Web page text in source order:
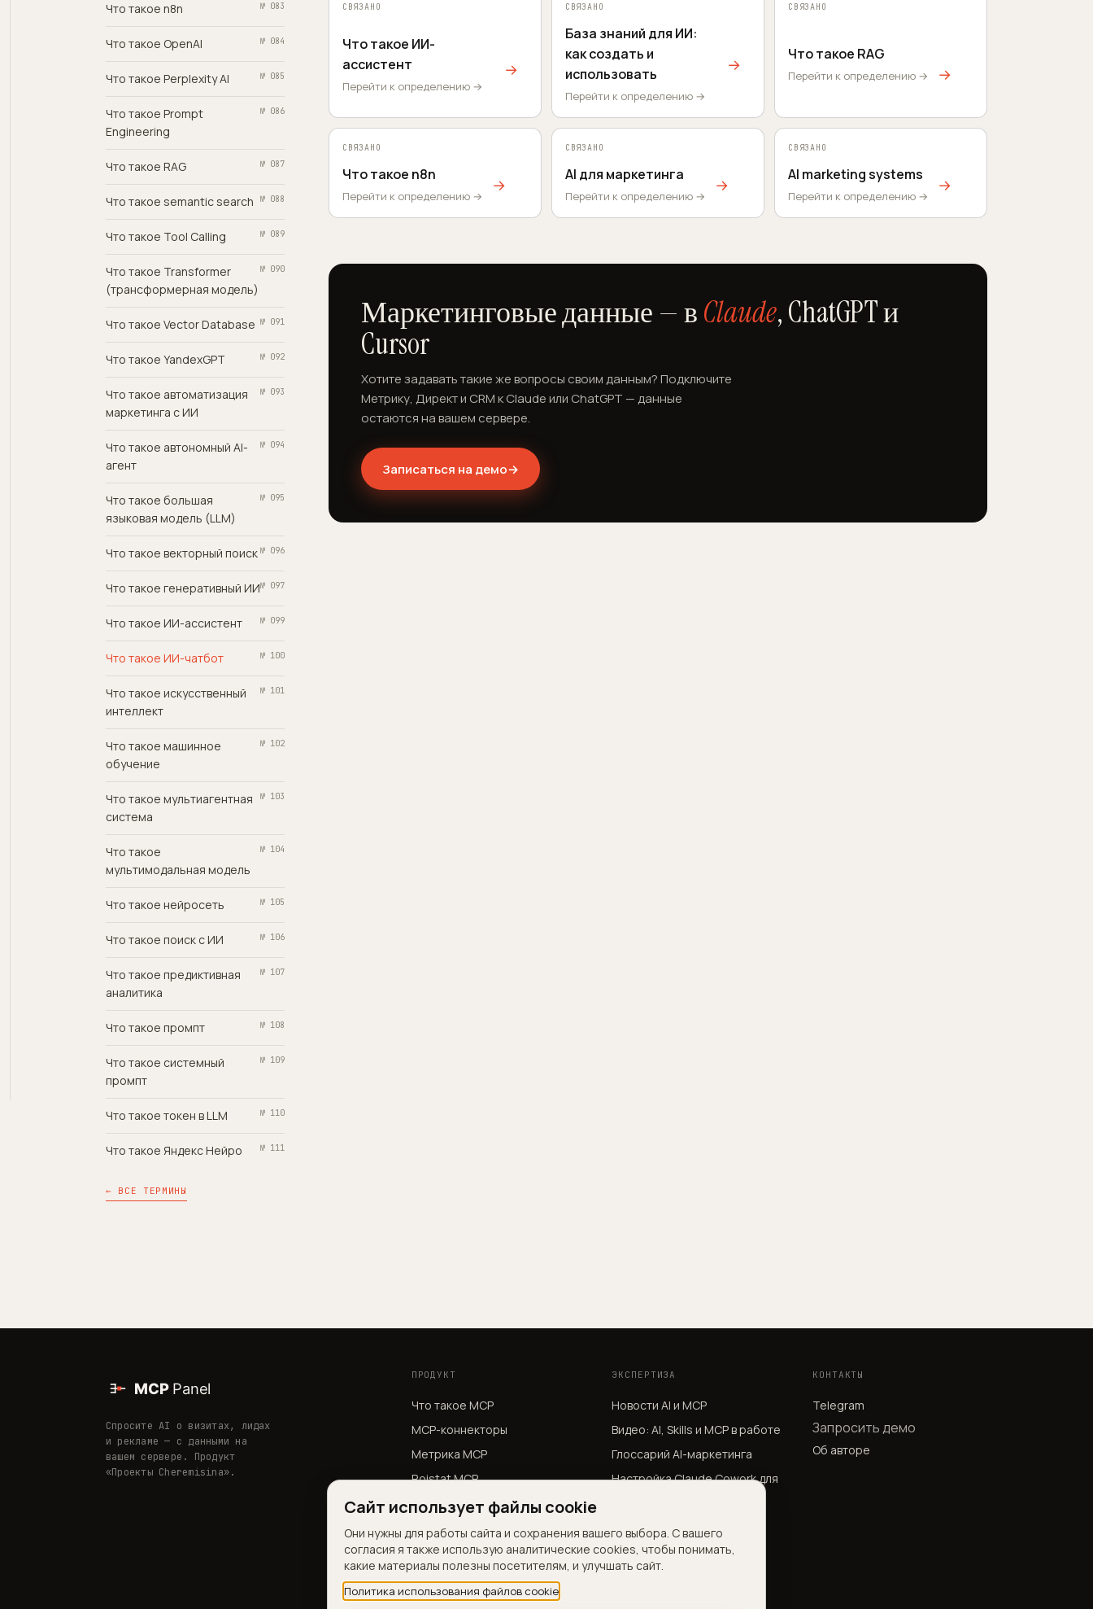
Что такое n8n № 083
Что такое OpenAI № 084
Что такое Perplexity AI № 085
Что такое Prompt
Engineering
№ 086
Что такое RAG № 087
Что такое semantic search № 088
Что такое Tool Calling № 089
Что такое Transformer
(трансформерная модель)
№ 090
Что такое Vector Database № 091
Что такое YandexGPT № 092
Что такое автоматизация
маркетинга с ИИ
№ 093
Что такое автономный AI-
агент
№ 094
Что такое большая
языковая модель (LLM)
№ 095
Что такое векторный поиск № 096
Что такое генеративный ИИ№ 097
Что такое ИИ-ассистент № 099
Что такое ИИ-чатбот № 100
Что такое искусственный
интеллект
№ 101
Что такое машинное
обучение
№ 102
Что такое мультиагентная
система
№ 103
Что такое
мультимодальная модель
№ 104
Что такое нейросеть № 105
Что такое поиск с ИИ № 106
Что такое предиктивная
аналитика
№ 107
Что такое промпт № 108
Что такое системный
промпт
№ 109
Что такое токен в LLM № 110
Что такое Яндекс Нейро № 111
← ВСЕ ТЕРМИНЫ
СВЯЗАНО
Что такое ИИ-
ассистент
Перейти к определению →
→
СВЯЗАНО
База знаний для ИИ:
как создать и
использовать
Перейти к определению →
→
СВЯЗАНО
Что такое RAG
Перейти к определению → →
СВЯЗАНО
Что такое n8n
Перейти к определению →
→
СВЯЗАНО
AI для маркетинга
Перейти к определению →
→
СВЯЗАНО
AI marketing systems
Перейти к определению →
→
Маркетинговые данные — вClaude, ChatGPT и
Cursor
Хотите задавать такие же вопросы своим данным? Подключите
Метрику, Директ и CRM к Claude или ChatGPT — данные
остаются на вашем сервере.
Записаться на демо→
Спросите AI о визитах, лидах
и рекламе — с данными на
вашем сервере. Продукт
«Проекты Cheremisina».
ПРОДУКТ
Что такое MCP
MCP-коннекторы
Метрика MCP
Roistat MCP
Сценарии
Коннекторы
Безопасность
Стоимость
ЭКСПЕРТИЗА
Новости AI и MCP
Видео: AI, Skills и MCP в работе
Глоссарий AI-маркетинга
Настройка Claude Cowork для
Обучение
Подкаст на Яндекс Музике
КОНТАКТЫ
Telegram
Запросить демо
Об авторе
Сайт использует файлы cookie
Они нужны для работы сайта и сохранения вашего выбора. С вашего
согласия я также использую аналитические cookies, чтобы понимать,
какие материалы полезны посетителям, и улучшать сайт.
Политика использования файлов cookie